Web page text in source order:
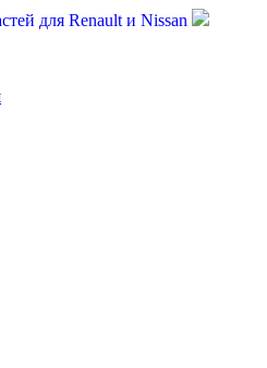
для Renault и Nissan